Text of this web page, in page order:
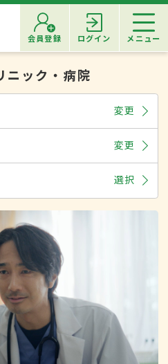
会員登録 ログイン メニュー
ニック・病院
変更
変更
選択